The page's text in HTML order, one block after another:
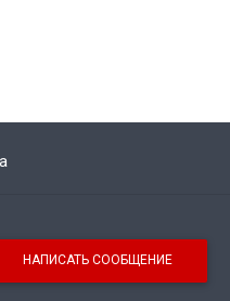
НАПИСАТЬ СООБЩЕНИЕ